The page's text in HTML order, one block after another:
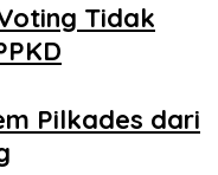
Tidak
Pilkades dari